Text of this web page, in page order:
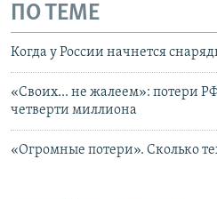
ПО ТЕМЕ
Когда у России начнется
«Своих... не жалеем»: потери
четверти миллиона
«Огромные потери». Сколько